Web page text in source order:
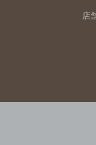
店